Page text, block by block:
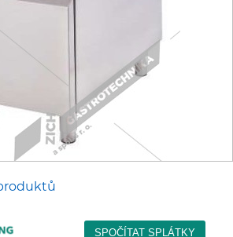
desky - Grily
Změkčovače